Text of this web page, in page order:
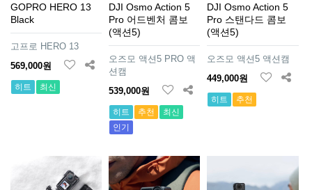
GOPRO HERO 13
Black
고프로 HERO 13
569,000원
히트 최신
DJI Osmo Action 5
Pro 어드벤처 콤보
(액션5)
오즈모 액션5 PRO 액
션캠
539,000원
히트 추천
최신
인기
DJI Osmo Action 5
Pro 스탠다드 콤보
(액션5)
오즈모 액션5 액션캠
449,000원
히트 추천